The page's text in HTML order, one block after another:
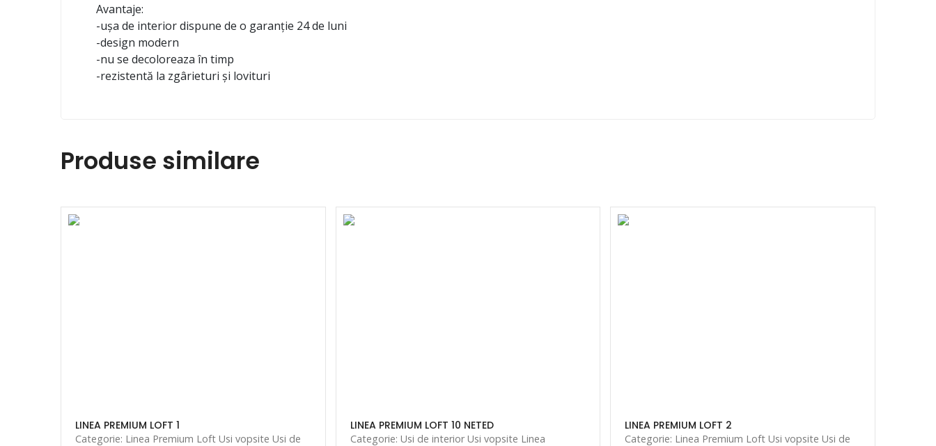
Avantaje:
-ușa de interior dispune de o garanție 24 de luni
-design modern
-nu se decoloreaza în timp
-rezistentă la zgârieturi și lovituri
Produse similare
LINEA PREMIUM LOFT 1
Categorie: Linea Premium Loft Usi vopsite Usi de
LINEA PREMIUM LOFT 10 NETED
Categorie: Usi de interior Usi vopsite Linea
LINEA PREMIUM LOFT 2
Categorie: Linea Premium Loft Usi vopsite Usi de